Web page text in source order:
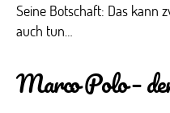
Seine Botschaft: Das kann
auch tun…
Marco Polo –